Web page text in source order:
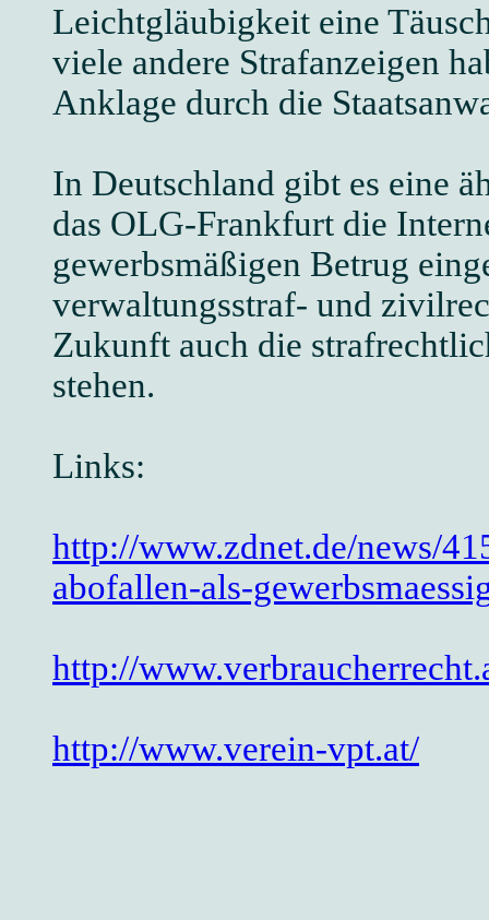
Leichtgläubigkeit eine
viele andere Strafanzeigen
Anklage durch die
In Deutschland gibt es eine
das OLG-Frankfurt die
gewerbsmäßigen Betrug
verwaltungsstraf- und
Zukunft auch die
stehen.
Links:
http://www.zdnet.de/news/
abofallen-als-
http://
http://www.verein-vpt.at/